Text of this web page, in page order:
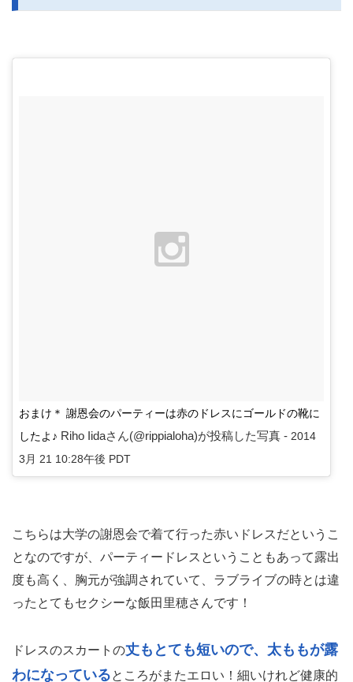
おまけ＊ 謝恩会のパーティーは赤のドレスにゴールドの靴に
したよ♪ Riho Iidaさん(@rippialoha)が投稿した写真 - 2014
3月 21 10:28午後 PDT
こちらは大学の謝恩会で着て行った赤いドレスだというこ
となのですが、パーティードレスということもあって露出
度も高く、胸元が強調されていて、ラブライブの時とは違
ったとてもセクシーな飯田里穂さんです！
ドレスのスカートの丈もとても短いので、太ももが露
わになっているところがまたエロい！細いけれど健康的